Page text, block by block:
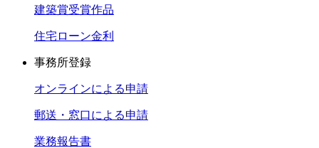
建築賞受賞作品
住宅ローン金利
事務所登録
オンラインによる申請
郵送・窓口による申請
業務報告書